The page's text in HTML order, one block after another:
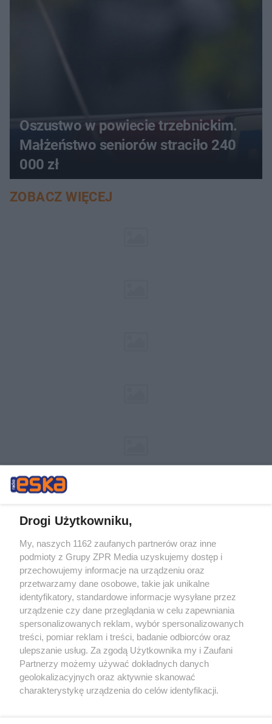
Oszustwo w powiecie trzebnickim.
Małżeństwo seniorów straciło 240
000 zł
ZOBACZ WIĘCEJ
Żaden utwór zamieszczony w serwisie nie może być powielany i
rozpowszechniany lub dalej rozpowszechniany w jakikolwiek sposób (w
tym także elektroniczny lub mechaniczny) na jakimkolwiek polu
eksploatacji w jakiejkolwiek formie, włącznie z umieszczaniem w
Internecie bez pisemnej zgody właściciela praw. Jakiekolwiek użycie lub
wykorzystanie utworów w całości lub w części z naruszeniem prawa,
tzn. bez właściwej zgody, jest zabronione pod groźbą kary i może być
ścigane prawnie.
Drogi Użytkowniku,
My, naszych 1162 zaufanych partnerów oraz inne
podmioty z Grupy ZPR Media uzyskujemy dostęp i
przechowujemy informacje na urządzeniu oraz
przetwarzamy dane osobowe, takie jak unikalne
identyfikatory, standardowe informacje wysyłane przez
urządzenie czy dane przeglądania w celu zapewniania
spersonalizowanych reklam, wybór spersonalizowanych
treści, pomiar reklam i treści, badanie odbiorców oraz
ulepszanie usług. Za zgodą Użytkownika my i Zaufani
Partnerzy możemy używać dokładnych danych
geolokalizacyjnych oraz aktywnie skanować
charakterystykę urządzenia do celów identyfikacji.